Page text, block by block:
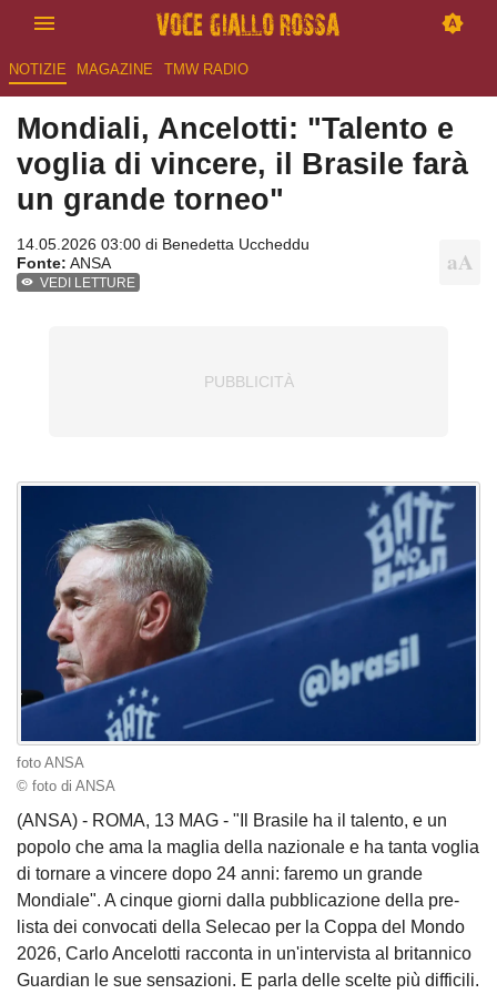
NOTIZIE MAGAZINE TMW RADIO
Mondiali, Ancelotti: "Talento e
voglia di vincere, il Brasile farà
un grande torneo"
14.05.2026 03:00 di Benedetta Uccheddu
Fonte: ANSA
VEDI LETTURE
foto ANSA
© foto di ANSA
(ANSA) - ROMA, 13 MAG - "Il Brasile ha il talento, e un
popolo che ama la maglia della nazionale e ha tanta voglia
di tornare a vincere dopo 24 anni: faremo un grande
Mondiale". A cinque giorni dalla pubblicazione della pre-
lista dei convocati della Selecao per la Coppa del Mondo
2026, Carlo Ancelotti racconta in un'intervista al britannico
Guardian le sue sensazioni. E parla delle scelte più difficili.